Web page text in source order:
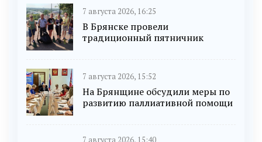
7 августа 2026, 16:25
В Брянске провели
традиционный пятничник
7 августа 2026, 15:52
На Брянщине обсудили меры по
развитию паллиативной помощи
7 августа 2026, 15:40